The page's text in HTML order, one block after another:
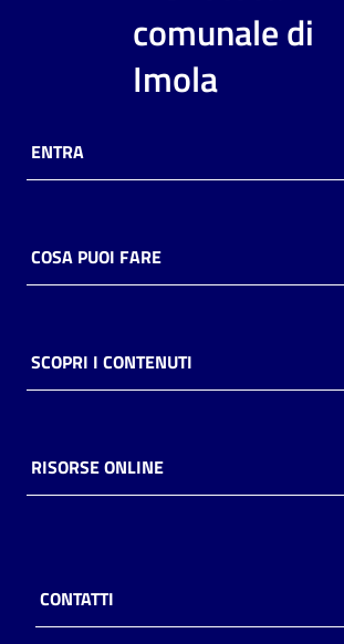
comunale di
Imola
ENTRA
COSA PUOI FARE
SCOPRI I CONTENUTI
RISORSE ONLINE
CONTATTI